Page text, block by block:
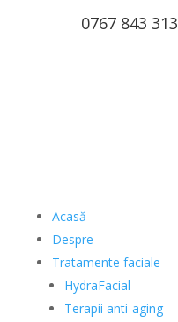
0767 843 313
Acasă
Despre
Tratamente faciale
HydraFacial
Terapii anti-aging